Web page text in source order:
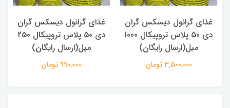
غذای گرانول دیسکس گران
دی 50 پلاس تروپیکال 1000
میل(ارسال رایگان)
3,500,000 تومان
غذای گرانول دیسکس گران
دی 50 پلاس تروپیکال 250
میل(ارسال رایگان)
990,000 تومان